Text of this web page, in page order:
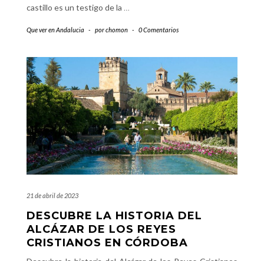
castillo es un testigo de la …
Que ver en Andalucia - porchomon - 0 Comentarios
21 de abril de 2023
DESCUBRE LA HISTORIA DEL
ALCÁZAR DE LOS REYES
CRISTIANOS EN CÓRDOBA